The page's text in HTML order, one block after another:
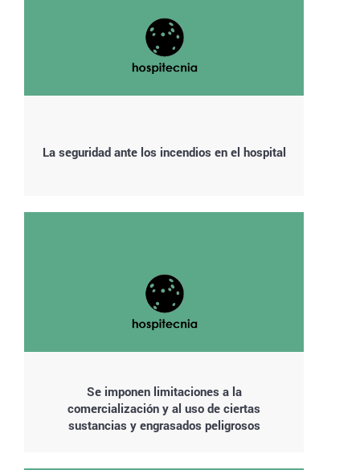
La seguridad ante los incendios en el hospital
Se imponen limitaciones a la
comercialización y al uso de ciertas
sustancias y engrasados peligrosos